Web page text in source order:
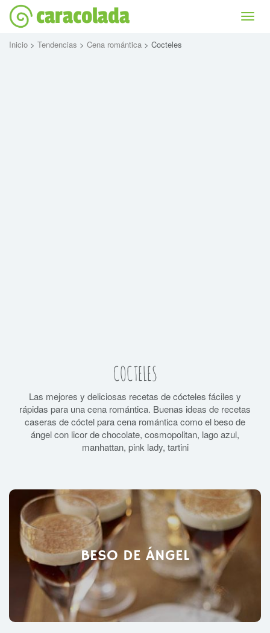
caracolada
Inicio > Tendencias > Cena romántica > Cocteles
COCTELES
Las mejores y deliciosas recetas de cócteles fáciles y
rápidas para una cena romántica. Buenas ideas de recetas
caseras de cóctel para cena romántica como el beso de
ángel con licor de chocolate, cosmopolitan, lago azul,
manhattan, pink lady, tartini
BESO DE ÁNGEL